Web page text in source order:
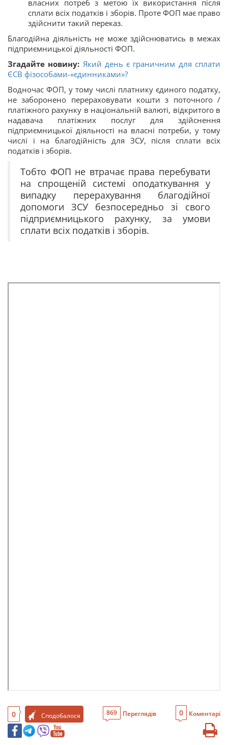
власних потреб з метою їх використання після
сплати всіх податків і зборів. Проте ФОП має право
здійснити такий переказ.
Благодійна діяльність не може здійснюватись в межах
підприємницької діяльності ФОП.
Згадайте новину: Який день є граничним для сплати
ЄСВ фізособами-«єдинниками»?
Водночас ФОП, у тому числі платнику єдиного податку,
не заборонено перераховувати кошти з поточного /
платіжного рахунку в національній валюті, відкритого в
надавача платіжних послуг для здійснення
підприємницької діяльності на власні потреби, у тому
числі і на благодійність для ЗСУ, після сплати всіх
податків і зборів.
Тобто ФОП не втрачає права перебувати
на спрощеній системі оподаткування у
випадку перерахування благодійної
допомоги ЗСУ безпосередньо зі свого
підприємницького рахунку, за умови
сплати всіх податків і зборів.
0 Сподобалося 869 Переглядів 0 Коментарі